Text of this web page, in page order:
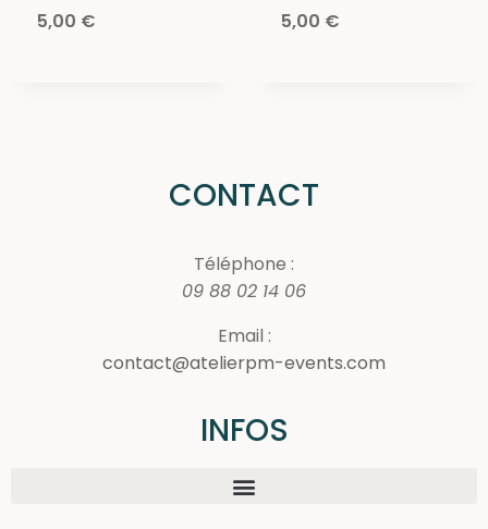
5,00 € 5,00 €
CONTACT
Téléphone :
09 88 02 14 06
Email :
contact@atelierpm-events.com
INFOS